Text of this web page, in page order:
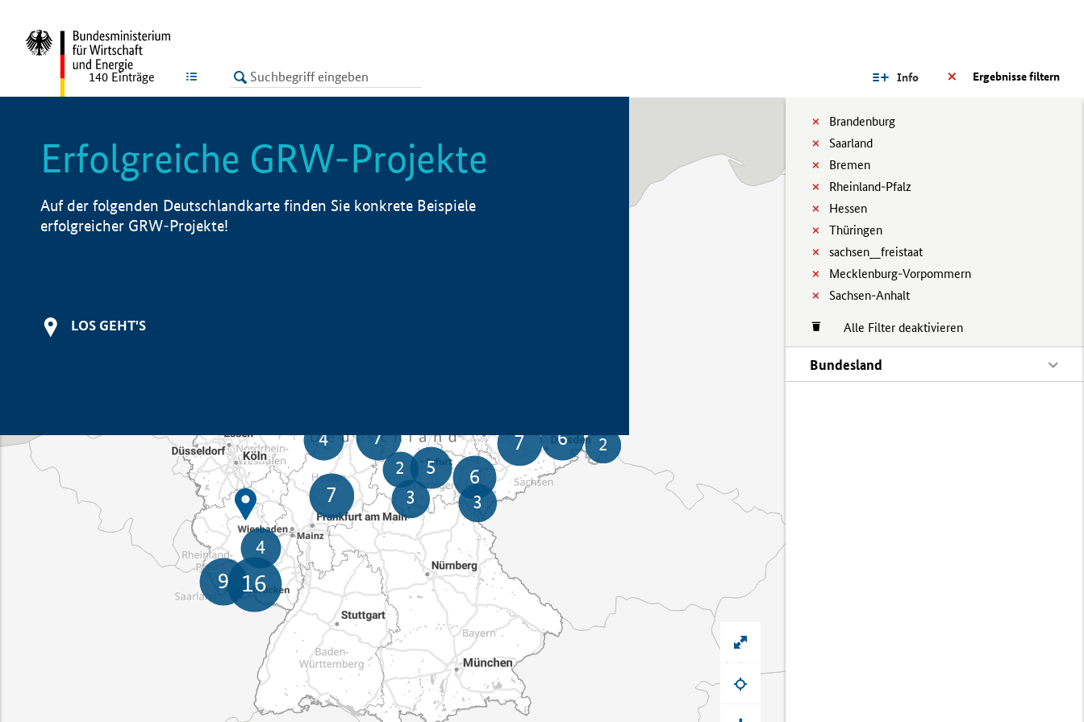
LISTE Ergebnisse filtern
Info
Brandenburg
Saarland
Bremen
Rheinland-Pfalz
Hessen
Thüringen
sachsen__freistaat
Mecklenburg-Vorpommern
Sachsen-Anhalt
Alle Filter deaktivieren
Bundesland
140 Einträge
Erfolgreiche GRW-Projekte
Auf der folgenden Deutschlandkarte finden Sie konkrete Beispiele
erfolgreicher GRW-Projekte!
LOS GEHT'S